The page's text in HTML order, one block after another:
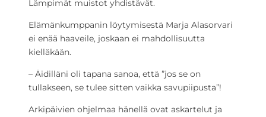
Lämpimät muistot yhdistävät.
Elämänkumppanin löytymisestä Marja Alasorvari
ei enää haaveile, joskaan ei mahdollisuutta
kielläkään.
– Äidilläni oli tapana sanoa, että ”jos se on
tullakseen, se tulee sitten vaikka savupiipusta”!
Arkipäivien ohjelmaa hänellä ovat askartelut ja